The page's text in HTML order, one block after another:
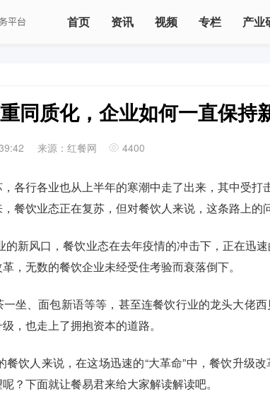
首页 资讯 视频 专栏 产业
同质化，企业如何一直保持
来源：红餐网 4400
各行各业也从上半年的寒潮中走了出来，其中受打
餐饮业态正在复苏，但对餐饮人来说，这条路上的
的新风口，餐饮业态在去年疫情的冲击下，正在迅
，无数的餐饮企业未经受住考验而衰落倒下。
坐、面包新语等等，甚至连餐饮行业的龙头大佬
，也走上了拥抱资本的道路。
餐饮人来说，在这场迅速的“大革命”中，餐饮升级
？下面就让餐易君来给大家解读解读吧。